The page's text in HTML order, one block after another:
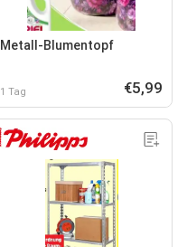
Metall-Blumentopf
1 Tag €5,99